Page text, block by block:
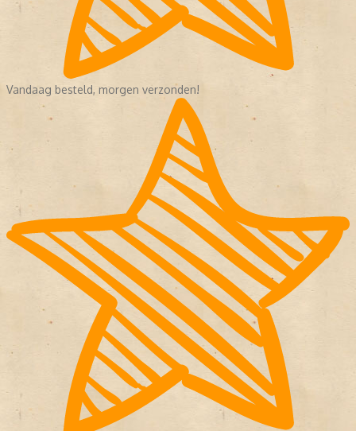
Vandaag besteld, morgen verzonden!